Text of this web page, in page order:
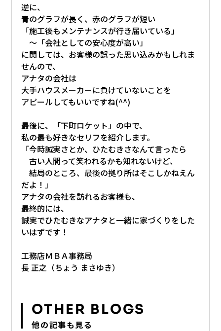
逆に、
青のグラフが長く、赤のグラフが短い
「施工後もメンテナンスが行き届いている」
～「会社としての安心度が高い」
に関しては、お客様の誤った思い込みかもしれま
せんので、
アナタの会社は
大手ハウスメーカーに負けていないことを
アピールしてもいいですね(^^)
最後に、「下町ロケット」の中で、
私の最も好きなセリフを紹介します。
「今時誠実さとか、ひたむきさなんて言ったら
古い人間って笑われるかも知れないけど、
結局のところ、最後の拠り所はそこしかねえん
だよ！」
アナタの会社を訪れるお客様も、
最終的には、
誠実でひたむきなアナタと一緒に家づくりをした
いはずです！
工務店ＭＢＡ事務局
長 正之（ちょう まさゆき）
OTHER BLOGS
他の記事も見る